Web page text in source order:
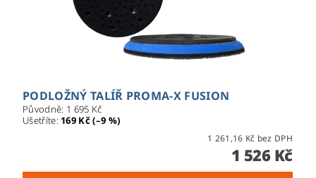
PODLOŽNÝ TALÍŘ PROMA-X FUSION
Původně: 1 695 Kč
Ušetříte: 169 Kč (–9 %)
1 261,16 Kč bez DPH
1 526 Kč